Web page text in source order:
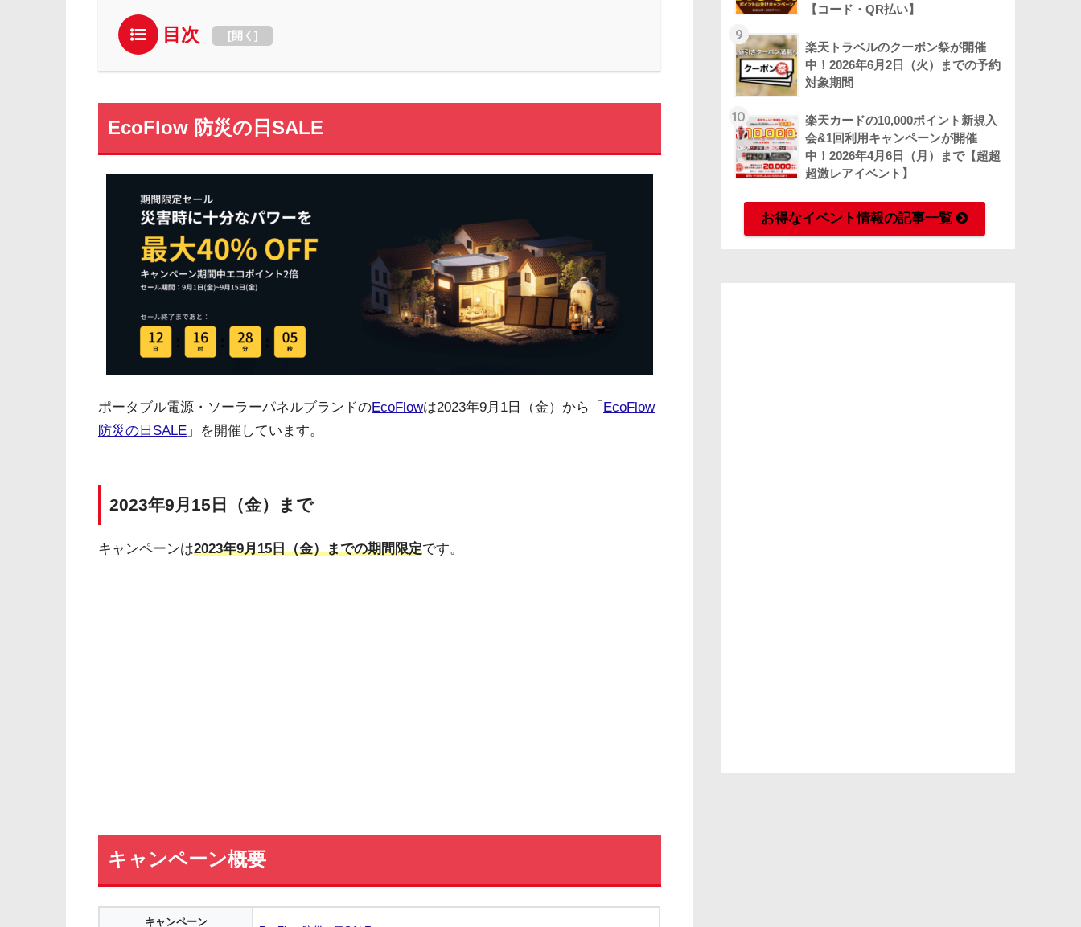
目次 [開く ]
EcoFlow 防災の日SALE
ポータブル電源・ソーラーパネルブランドのEcoFlowは2023年9月1日（金）から「 EcoFlow
防災の日SALE 」を開催しています。
2023年9月15日（金）まで
キャンペーンは2023年9月15日（金）までの期間限定です。
キャンペーン概要
キャンペーン
【コード・QR払い】
9
楽天トラベルのクーポン祭が開催
中！2026年6月2日（火）までの予約
対象期間
10
楽天カードの10,000ポイント新規入
会&1回利用キャンペーンが開催
中！2026年4月6日（月）まで【超超
超激レアイベント】
お得なイベント情報の記事一覧